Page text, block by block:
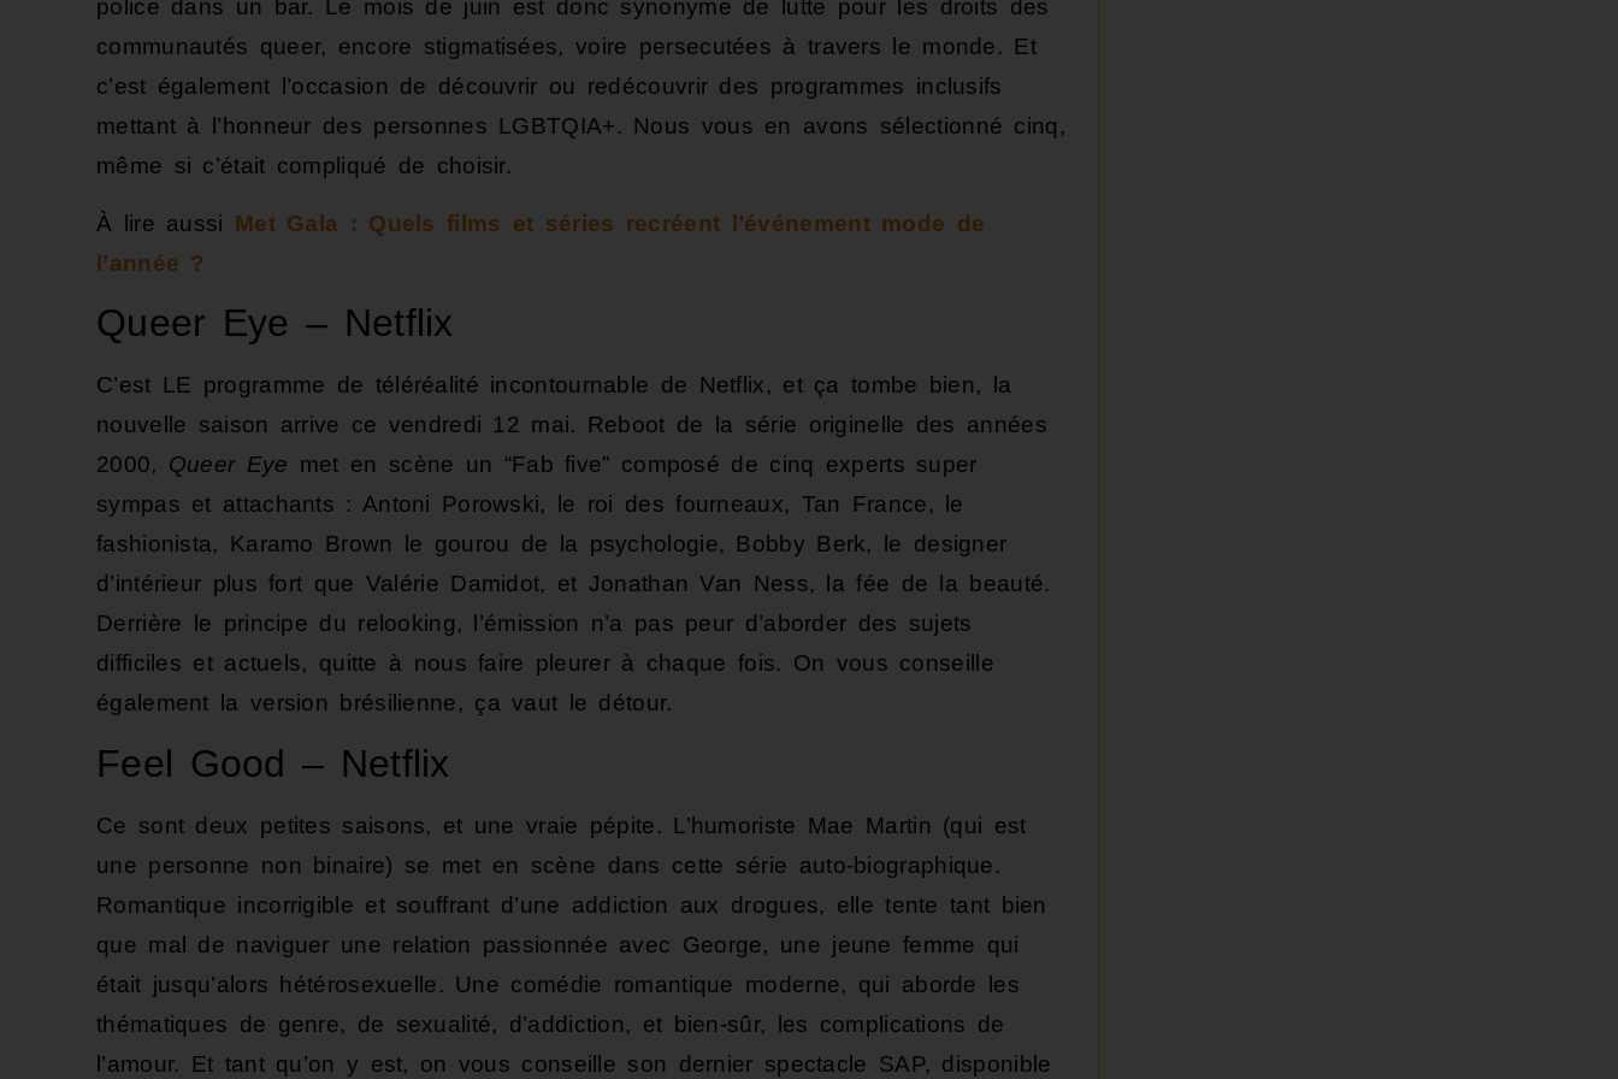
police dans un bar. Le mois de juin est donc synonyme de lutte pour les droits des
communautés queer, encore stigmatisées, voire persecutées à travers le monde. Et
c’est également l’occasion de découvrir ou redécouvrir des programmes inclusifs
mettant à l’honneur des personnes LGBTQIA+. Nous vous en avons sélectionné cinq,
même si c’était compliqué de choisir.
À lire aussi Met Gala : Quels films et séries recréent l’événement mode de
l’année ?
Queer Eye – Netflix
C’est LE programme de téléréalité incontournable de Netflix, et ça tombe bien, la
nouvelle saison arrive ce vendredi 12 mai. Reboot de la série originelle des années
2000, Queer Eye met en scène un “Fab five” composé de cinq experts super
sympas et attachants : Antoni Porowski, le roi des fourneaux, Tan France, le
fashionista, Karamo Brown le gourou de la psychologie, Bobby Berk, le designer
d’intérieur plus fort que Valérie Damidot, et Jonathan Van Ness, la fée de la beauté.
Derrière le principe du relooking, l’émission n’a pas peur d’aborder des sujets
difficiles et actuels, quitte à nous faire pleurer à chaque fois. On vous conseille
également la version brésilienne, ça vaut le détour.
Feel Good – Netflix
Ce sont deux petites saisons, et une vraie pépite. L’humoriste Mae Martin (qui est
une personne non binaire) se met en scène dans cette série auto-biographique.
Romantique incorrigible et souffrant d’une addiction aux drogues, elle tente tant bien
que mal de naviguer une relation passionnée avec George, une jeune femme qui
était jusqu’alors hétérosexuelle. Une comédie romantique moderne, qui aborde les
thématiques de genre, de sexualité, d’addiction, et bien-sûr, les complications de
l’amour. Et tant qu’on y est, on vous conseille son dernier spectacle SAP, disponible